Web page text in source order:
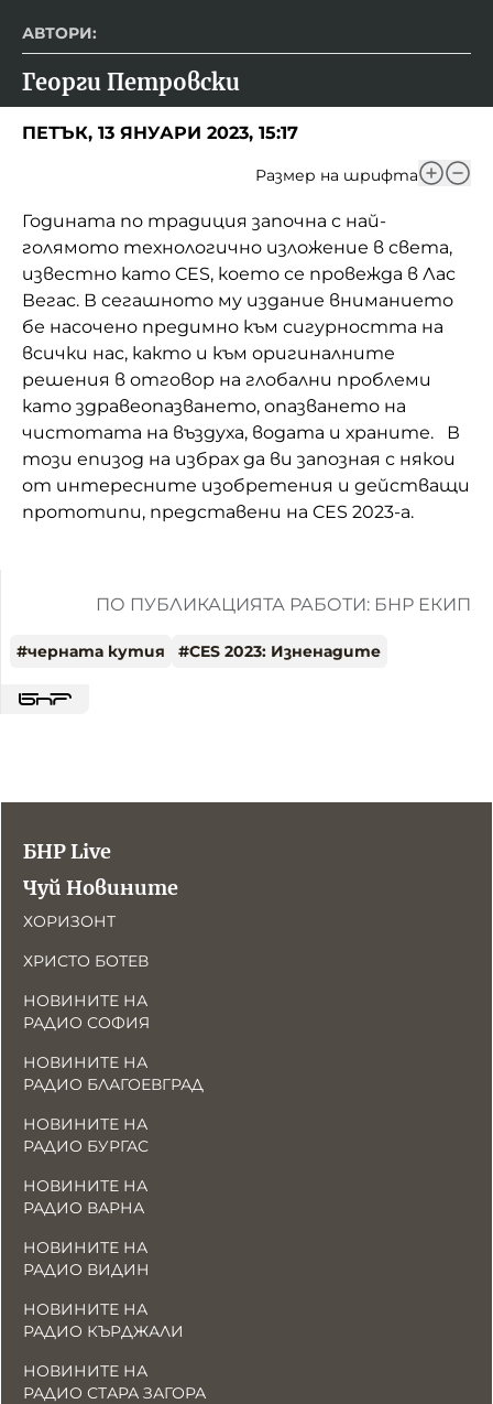
АВТОРИ:
Георги Петровски
ПЕТЪК, 13 ЯНУАРИ 2023, 15:17
Размер на шрифта
Годината по традиция започна с най-
голямото технологично изложение в света,
известно като CES, което се провежда в Лас
Вегас. В сегашното му издание вниманието
бе насочено предимно към сигурността на
всички нас, както и към оригиналните
решения в отговор на глобални проблеми
като здравеопазването, опазването на
чистотата на въздуха, водата и храните. В
този епизод на избрах да ви запозная с някои
от интересните изобретения и действащи
прототипи, представени на CES 2023-а.
ПО ПУБЛИКАЦИЯТА РАБОТИ: БНР ЕКИП
#черната кутия #CES 2023: Изненадите
БНР Live
Чуй Новините
ХОРИЗОНТ
ХРИСТО БОТЕВ
НОВИНИТЕ НА
РАДИО СОФИЯ
НОВИНИТЕ НА
РАДИО БЛАГОЕВГРАД
НОВИНИТЕ НА
РАДИО БУРГАС
НОВИНИТЕ НА
РАДИО ВАРНА
НОВИНИТЕ НА
РАДИО ВИДИН
НОВИНИТЕ НА
РАДИО КЪРДЖАЛИ
НОВИНИТЕ НА
РАДИО СТАРА ЗАГОРА